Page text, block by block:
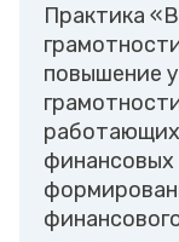
Практика
повышение
финансовых